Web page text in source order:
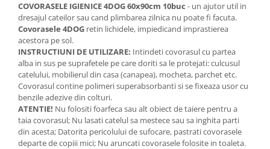
COVORASELE IGIENICE 4DOG 60x90cm 10buc - un ajutor util in
dresajul cateilor sau cand plimbarea zilnica nu poate fi facuta.
Covorasele 4DOG retin lichidele, impiedicand imprastierea
acestora pe sol.
INSTRUCTIUNI DE UTILIZARE: Intindeti covorasul cu partea
alba in sus pe suprafetele pe care doriti sa le protejati: culcusul
catelului, mobilierul din casa (canapea), mocheta, parchet etc.
Covorasul contine polimeri superabsorbanti si se fixeaza usor cu
benzile adezive din colturi.
ATENTIE! Nu folositi foarfeca sau alt obiect de taiere pentru a
taia covorasul; Nu lasati catelul sa mestece sau sa inghita parti
din acesta; Datorita pericolului de sufocare, pastrati covorasele
departe de copiii mici; Nu aruncati covorasele folosite in toaleta.